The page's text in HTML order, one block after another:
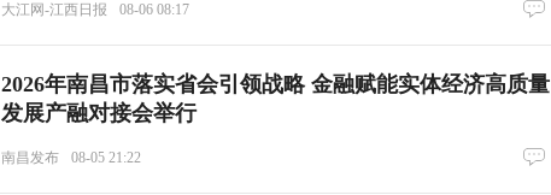
大江网-江西日报 08-06 08:17
2026年南昌市落实省会引领战略 金融赋能实体经济高质量
发展产融对接会举行
南昌发布 08-05 21:22